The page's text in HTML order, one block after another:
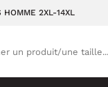
HOMME 2XL-14XL